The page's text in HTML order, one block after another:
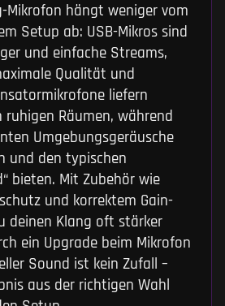
Mikrofon hängt weniger vom
Setup ab: USB-Mikros sind
und einfache Streams,
Qualität und
liefern
Räumen, während
Umgebungsgeräusche
und den typischen
bieten. Mit Zubehör wie
und korrektem Gain-
deinen Klang oft stärker
ein Upgrade beim Mikrofon
Sound ist kein Zufall –
aus der richtigen Wahl